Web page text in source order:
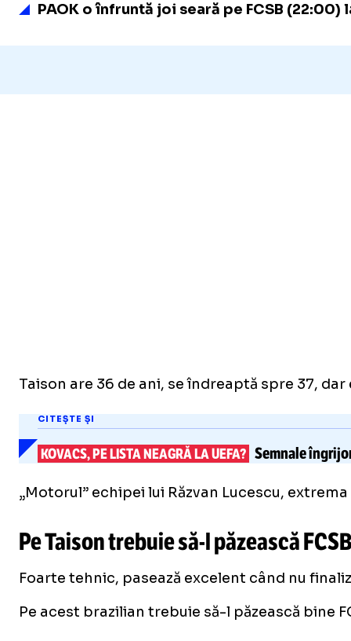
PAOK o înfruntă joi seară pe FCSB
Taison are 36 de ani, se îndreaptă spre 37,
CITEȘTE ȘI
KOVACS, PE LISTA NEAGRĂ LA UEFA? Semnale
„Motorul” echipei lui Răzvan Lucescu,
Pe Taison trebuiesă-lpăzească
Foarte tehnic, pasează excelent când nu
Pe acest brazilian trebuie să-l păzească bine